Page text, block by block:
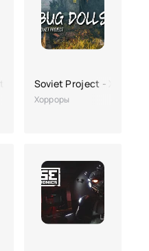
MobileSoviet Project - Хоррор
Хорроры